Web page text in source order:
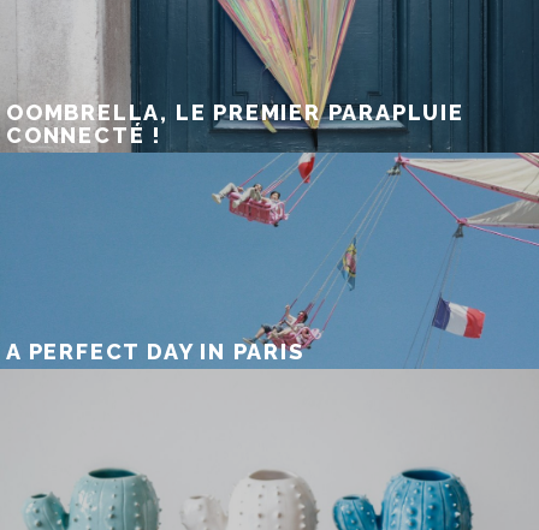
OOMBRELLA, LE PREMIER PARAPLUIE
CONNECTÉ !
A PERFECT DAY IN PARIS